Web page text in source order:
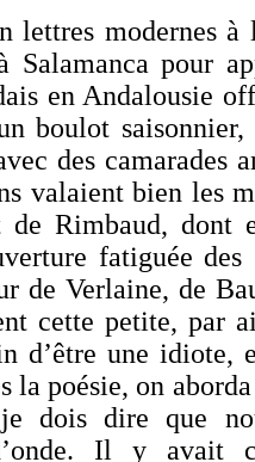
lettres modernes
Salamanca pour
en Andalousie
boulot
des camarades
valaient bien les
de Rimbaud, dont
fatiguée des
de Verlaine, de
cette petite, par
d’être une idiote,
la poésie, on
je dois dire que
Il y avait